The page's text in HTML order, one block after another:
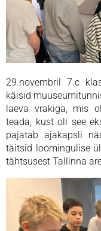
29.novembril 7.c
käisid
laeva vrakiga, mis
teada, kust oli see
pajatab ajakapsli
täitsid loomingulise
tähtsusest Tallinna